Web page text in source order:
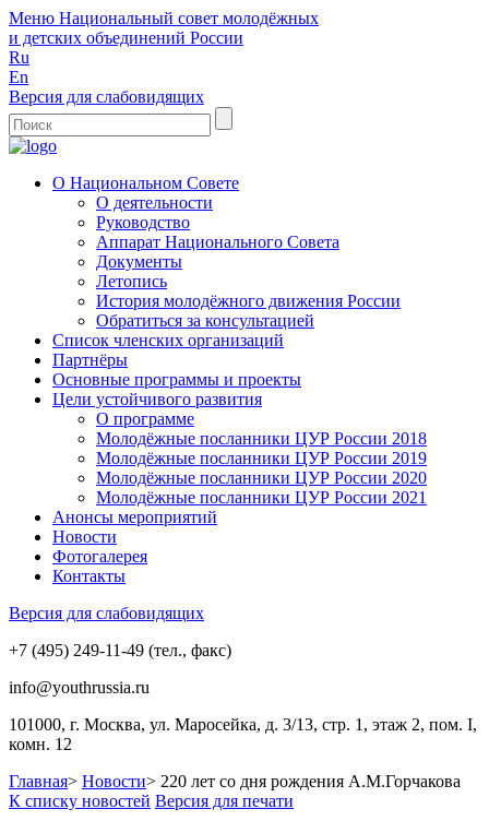
Меню Национальный совет молодёжных
и детских объединений России
Ru
En
Версия для слабовидящих
О Национальном Совете
О деятельности
Руководство
Аппарат Национального Совета
Документы
Летопись
История молодёжного движения России
Обратиться за консультацией
Список членских организаций
Партнёры
Основные программы и проекты
Цели устойчивого развития
О программе
Молодёжные посланники ЦУР России 2018
Молодёжные посланники ЦУР России 2019
Молодёжные посланники ЦУР России 2020
Молодёжные посланники ЦУР России 2021
Анонсы мероприятий
Новости
Фотогалерея
Контакты
Версия для слабовидящих
+7 (495) 249-11-49 (тел., факс)
info@youthrussia.ru
101000, г. Москва, ул. Маросейка, д. 3/13, стр. 1, этаж 2, пом. I,
комн. 12
Главная> Новости> 220 лет со дня рождения А.М.Горчакова
К списку новостей Версия для печати